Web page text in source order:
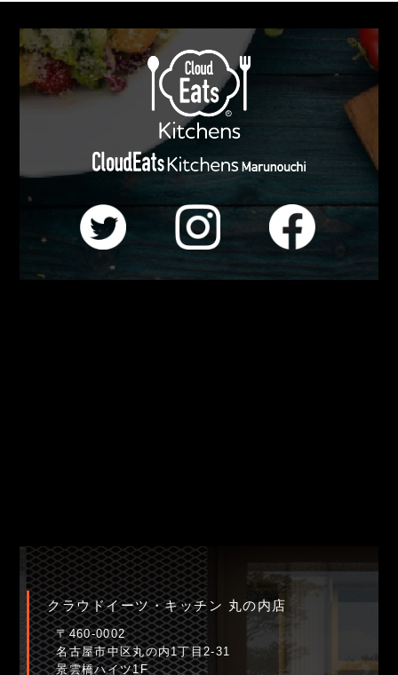
クラウドイーツ・キッチン 丸の内店
〒460-0002
名古屋市中区丸の内1丁目2-31
景雲橋ハイツ1F